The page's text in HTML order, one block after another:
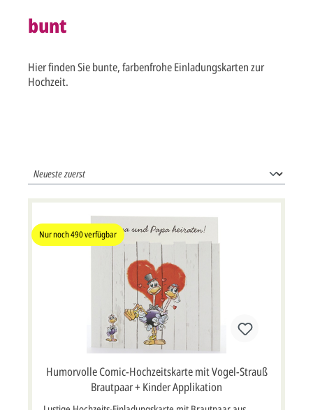
bunt
Hier finden Sie bunte, farbenfrohe Einladungskarten zur
Hochzeit.
Nur noch490verfügbar
Humorvolle Comic-Hochzeitskarte mit Vogel-Strauß
Brautpaar + Kinder Applikation